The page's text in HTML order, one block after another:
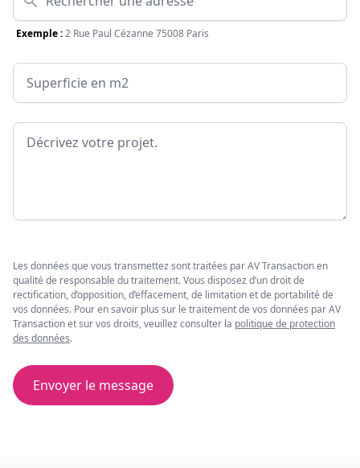
Exemple :2 Rue Paul Cézanne 75008 Paris
Surface
Message
Les données que vous transmettez sont traitées par AV Transaction en
qualité de responsable du traitement. Vous disposez d’un droit de
rectification, d’opposition, d’effacement, de limitation et de portabilité de
vos données. Pour en savoir plus sur le traitement de vos données par AV
Transaction et sur vos droits, veuillez consulter la politique de protection
des données.
Envoyer le message